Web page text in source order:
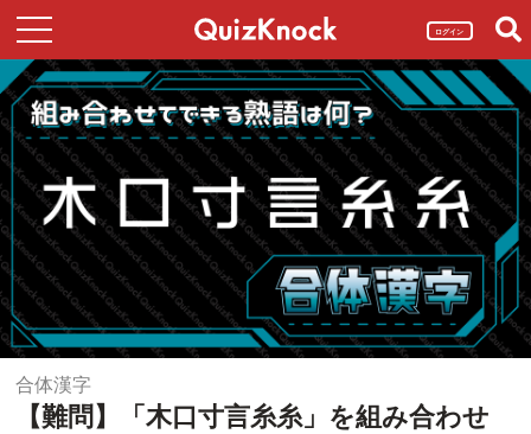
ログイン
合体漢字
【難問】「木口寸言糸糸」を組み合わせ